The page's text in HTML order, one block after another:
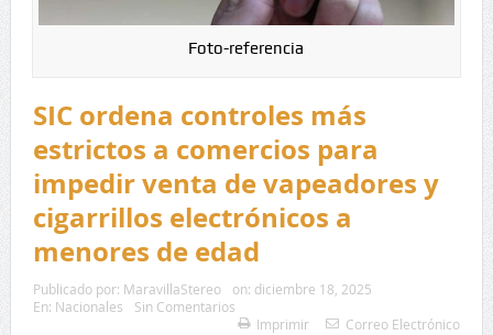
Foto-referencia
SIC ordena controles más
estrictos a comercios para
impedir venta de vapeadores y
cigarrillos electrónicos a
menores de edad
Publicado por: MaravillaStereo on: diciembre 18, 2025
En: Nacionales
Sin Comentarios
Imprimir
Correo Electrónico